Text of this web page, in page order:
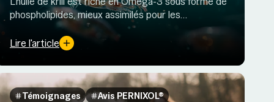
phospholipides, mieux assimilés pour les
articulations et le cerveau. Cependant, sa pêche
fait face à de nombreuses limites.
Lire l'article
Témoignages Avis PERNIXOL®